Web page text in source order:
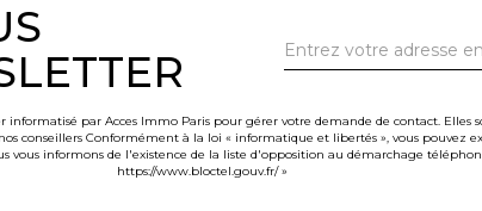
par Acces Immo Paris pour gérer votre demande de contact. Elles
conseillers Conformément à la loi « informatique et libertés », vous pouvez
vous informons de l'existence de la liste d'opposition au démarchage
https://www.bloctel.gouv.fr/»